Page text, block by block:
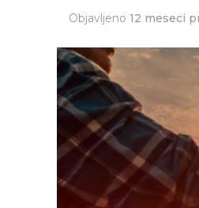
Objavljeno 12 meseci